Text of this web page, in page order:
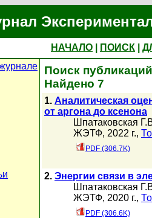
НАЧАЛО ПОИСК
Поиск
Найдено 7
1. Аналитическая
от аргона до ксенона
Шпатаковская
ЖЭТФ, 2022 г.,
PDF (306.7K)
2. Энергии связи в
Шпатаковская
ЖЭТФ, 2020 г.,
PDF (306.6K)